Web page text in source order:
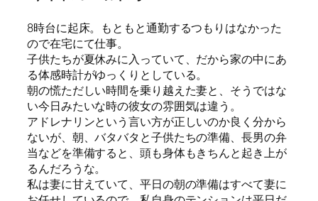
8時台に起床。もともと通勤するつもりはなかった
ので在宅にて仕事。
子供たちが夏休みに入っていて、だから家の中にあ
る体感時計がゆっくりとしている。
朝の慌ただしい時間を乗り越えた妻と、そうではな
い今日みたいな時の彼女の雰囲気は違う。
アドレナリンという言い方が正しいのか良く分から
ないが、朝、バタバタと子供たちの準備、長男の弁
当などを準備すると、頭も身体もきちんと起き上が
るんだろうな。
私は妻に甘えていて、平日の朝の準備はすべて妻に